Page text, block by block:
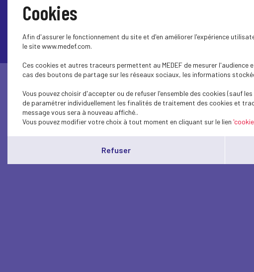
Cookies
Afin d'assurer le fonctionnement du site et d'en améliorer l'expérience
le site www.medef.com.
Ces cookies et autres traceurs permettent au MEDEF de mesurer
cas des boutons de partage sur les réseaux sociaux, les informations
Vous pouvez choisir d'accepter ou de refuser l'ensemble des cookies (sauf
de paramétrer individuellement les finalités de traitement des cookies et
message vous sera à nouveau affiché..
Vous pouvez modifier votre choix à tout moment en cliquant sur le lien
Refuser